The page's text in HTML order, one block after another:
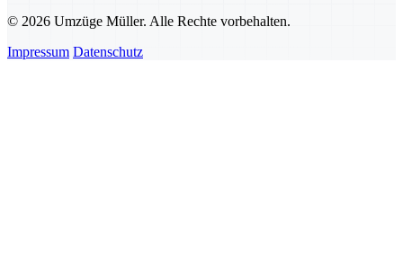
© 2026 Umzüge Müller. Alle Rechte vorbehalten.
Impressum Datenschutz